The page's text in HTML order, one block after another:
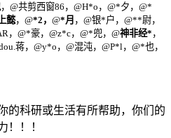
，@共剪西窗86，@H*o，@*夕，@*
上懿，@*2， @*月 ，@银*户，@**尉，
，@*豪，@z*c，@*兜，@神非经* ，
蒋，@y*o，@混沌，@P*l，@*也，
的科研或生活有所帮助，你们的
！！！